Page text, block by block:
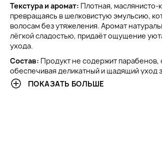
Текстура и аромат: Плотная, маслянисто-
превращаясь в шелковистую эмульсию,
волосам без утяжеления. Аромат
лёгкой сладостью, придаёт ощущение
ухода.
Состав: Продукт не содержит
обеспечивая деликатный и щадящий уход
натуральные масла и растительные воски,
волосы без утяжеления. Благодаря
ПОКАЗАТЬ БОЛЬШЕ